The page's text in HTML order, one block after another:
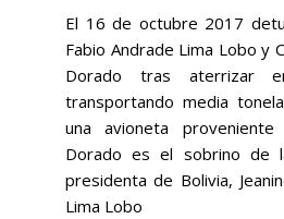
11-
13
El 16 de octubre 2017
Fabio Andrade Lima Lobo y
Dorado tras aterrizar
transportando media
una avioneta
Dorado es el sobrino de
presidenta de Bolivia,
Lima Lobo